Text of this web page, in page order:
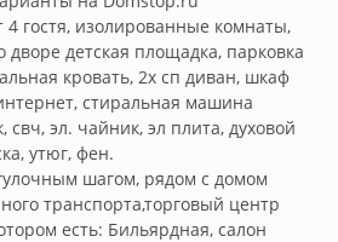
4 гостя, изолированные комнаты,
детская площадка, парковка
кровать, 2х сп диван, шкаф
стиральная машина
свч, эл. чайник, эл плита, духовой
утюг, фен.
шагом, рядом с домом
транспорта,торговый центр
есть: Бильярдная, салон